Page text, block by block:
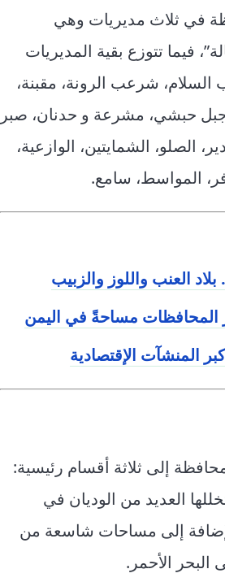
في ثلاث مديريات وهي
فيما تتوزع بقية المديريات
السلام، شرعب الرونة، مقبنة،
جبل حبشي، مشرعة و حدنان، صبر
الصلو، الشمايتين، الوازعية،
المواسط، سامع.
العنب واللوز والزبيب
مساحةً في اليمن
المنشآت الإقتصادية
إلى ثلاثة أقسام رئيسية:
العديد من الوديان في
إلى مساحات شاسعة من
الأحمر.